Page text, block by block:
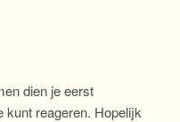
dien je eerst
kunt reageren. Hopelijk